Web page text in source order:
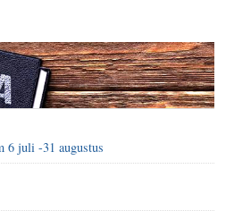
6 juli -31 augustus